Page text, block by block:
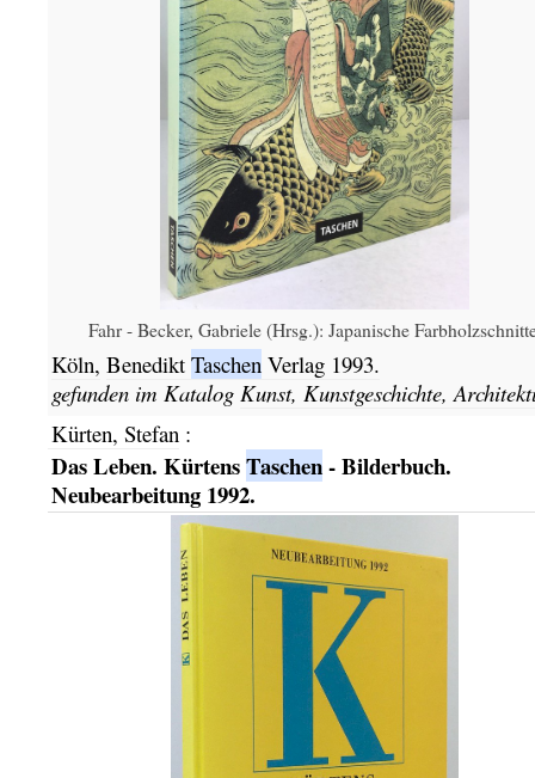
Fahr - Becker, Gabriele (Hrsg.): Japanische
Köln, Benedikt TaschenVerlag 1993.
gefunden im Katalog Kunst, Kunstgeschichte,
Kürten, Stefan:
Das Leben. KürtensTaschen- Bilderbuch.
Neubearbeitung 1992.